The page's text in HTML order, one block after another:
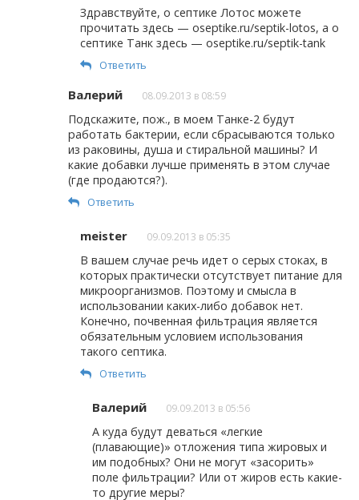
Здравствуйте, о септике Лотос можете
прочитать здесь — oseptike.ru/septik-lotos, а о
септике Танк здесь — oseptike.ru/septik-tank
Ответить
Валерий 08.09.2013 в 08:59
Подскажите, пож., в моем Танке-2 будут
работать бактерии, если сбрасываются только
из раковины, душа и стиральной машины? И
какие добавки лучше применять в этом случае
(где продаются?).
Ответить
meister 09.09.2013 в 05:35
В вашем случае речь идет о серых стоках, в
которых практически отсутствует питание для
микроорганизмов. Поэтому и смысла в
использовании каких-либо добавок нет.
Конечно, почвенная фильтрация является
обязательным условием использования
такого септика.
Ответить
Валерий 09.09.2013 в 05:56
А куда будут деваться «легкие
(плавающие)» отложения типа жировых и
им подобных? Они не могут «засорить»
поле фильтрации? Или от жиров есть какие-
то другие меры?